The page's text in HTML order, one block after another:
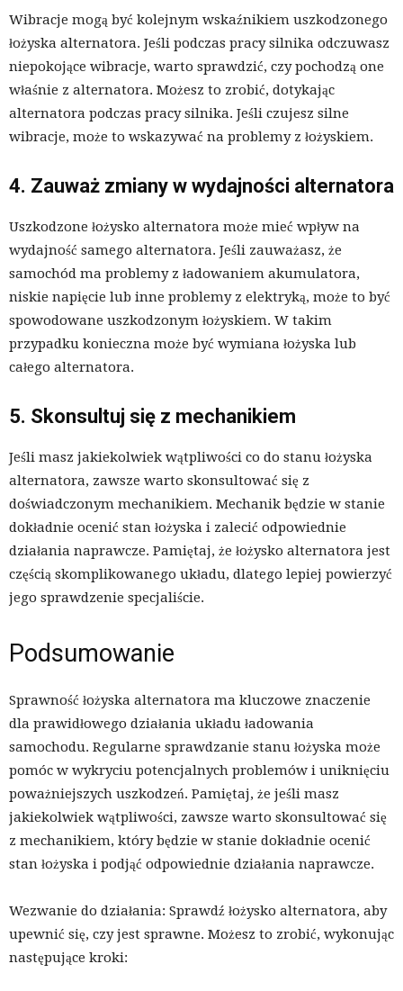
Wibracje mogą być kolejnym wskaźnikiem uszkodzonego
łożyska alternatora. Jeśli podczas pracy silnika odczuwasz
niepokojące wibracje, warto sprawdzić, czy pochodzą one
właśnie z alternatora. Możesz to zrobić, dotykając
alternatora podczas pracy silnika. Jeśli czujesz silne
wibracje, może to wskazywać na problemy z łożyskiem.
4. Zauważ zmiany w wydajności alternatora
Uszkodzone łożysko alternatora może mieć wpływ na
wydajność samego alternatora. Jeśli zauważasz, że
samochód ma problemy z ładowaniem akumulatora,
niskie napięcie lub inne problemy z elektryką, może to być
spowodowane uszkodzonym łożyskiem. W takim
przypadku konieczna może być wymiana łożyska lub
całego alternatora.
5. Skonsultuj się z mechanikiem
Jeśli masz jakiekolwiek wątpliwości co do stanu łożyska
alternatora, zawsze warto skonsultować się z
doświadczonym mechanikiem. Mechanik będzie w stanie
dokładnie ocenić stan łożyska i zalecić odpowiednie
działania naprawcze. Pamiętaj, że łożysko alternatora jest
częścią skomplikowanego układu, dlatego lepiej powierzyć
jego sprawdzenie specjaliście.
Podsumowanie
Sprawność łożyska alternatora ma kluczowe znaczenie
dla prawidłowego działania układu ładowania
samochodu. Regularne sprawdzanie stanu łożyska może
pomóc w wykryciu potencjalnych problemów i uniknięciu
poważniejszych uszkodzeń. Pamiętaj, że jeśli masz
jakiekolwiek wątpliwości, zawsze warto skonsultować się
z mechanikiem, który będzie w stanie dokładnie ocenić
stan łożyska i podjąć odpowiednie działania naprawcze.
Wezwanie do działania: Sprawdź łożysko alternatora, aby
upewnić się, czy jest sprawne. Możesz to zrobić, wykonując
następujące kroki: